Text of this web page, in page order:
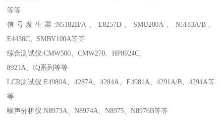
等等
信号发生器:N5182B/A、E8257D、SMU200A、N5183A/B、
E4438C、SMBV100A等等
综合测试仪:CMW500、CMW270、HP8924C、
8921A、IQ系列等等
LCR测试仪:E4980A、4287A、4284A、E4981A、4291A/B、4294A等
等
噪声分析仪:N8973A、N8974A、N8975、N8976B等等